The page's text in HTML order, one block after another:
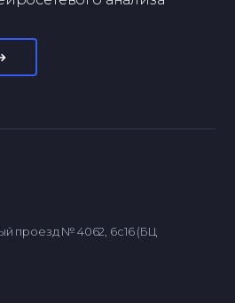
проезд № 4062, 6с16 (БЦ